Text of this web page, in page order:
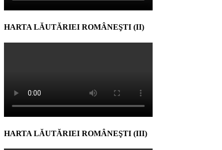
HARTA LĂUTĂRIEI ROMÂNEŞTI (II)
HARTA LĂUTĂRIEI ROMÂNEŞTI (III)